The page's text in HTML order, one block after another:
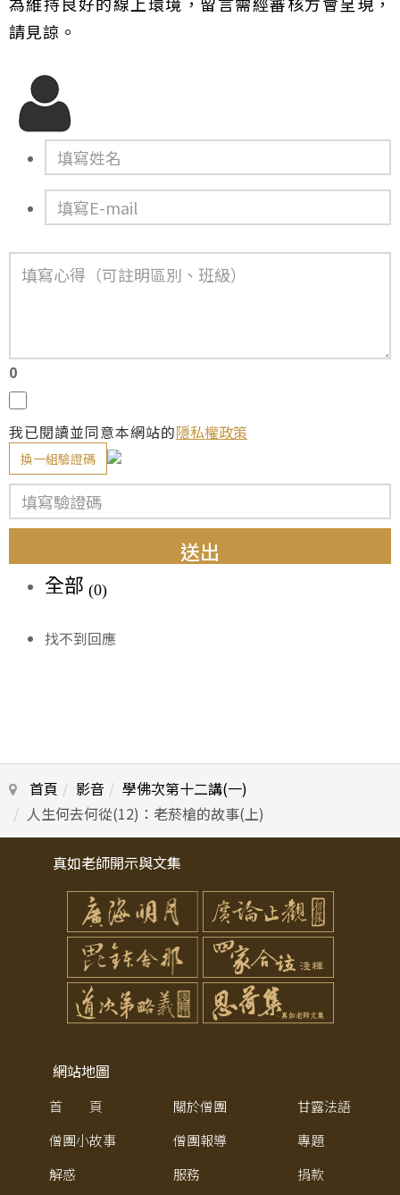
請見諒。
0
我已閱讀並同意本網站的隱私權政策
換一組驗證碼
送出
全部 (0)
找不到回應
首頁 影音
學佛次第十二講(一)
人生何去何從(12)：老菸槍的故事(上)
真如老師開示與文集
網站地圖
首 頁 關於僧團
甘露法語
僧團小故事
僧團報導
專題
解惑
服務 捐款